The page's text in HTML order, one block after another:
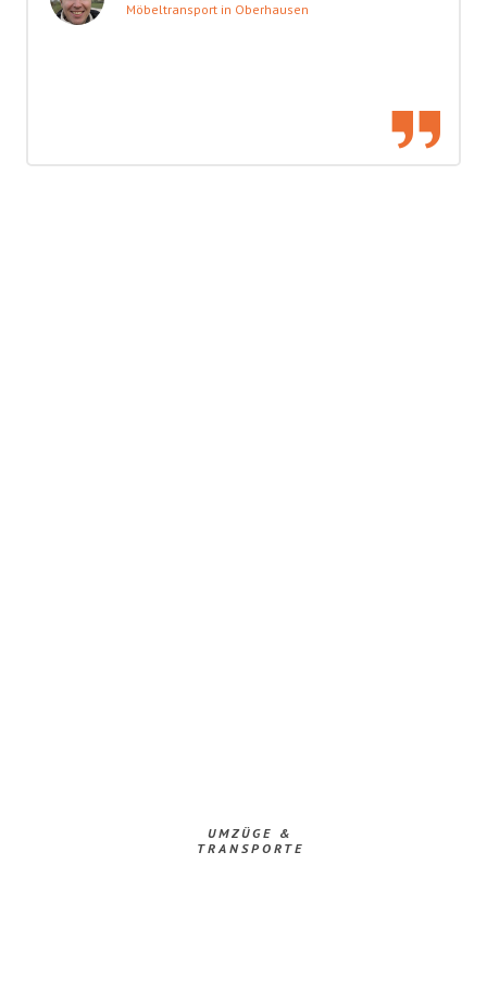
Möbeltransport in Oberhausen
UMZÜGE &
TRANSPORTE